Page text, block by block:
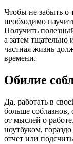
Чтобы не забыть о
необходимо
Получить
а затем тщательно
частная жизнь
времени.
Обилие
Да, работать в
больше
от мыслей о
ноутбуком,
отчет или